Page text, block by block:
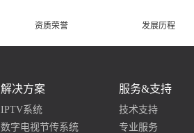
资质荣誉 发展历程
解决方案
IPTV系统
数字电视节传系统
服务&支持
技术支持
专业服务